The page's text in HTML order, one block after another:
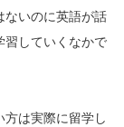
ないのに英語が話
習していくなかで
は実際に留学し